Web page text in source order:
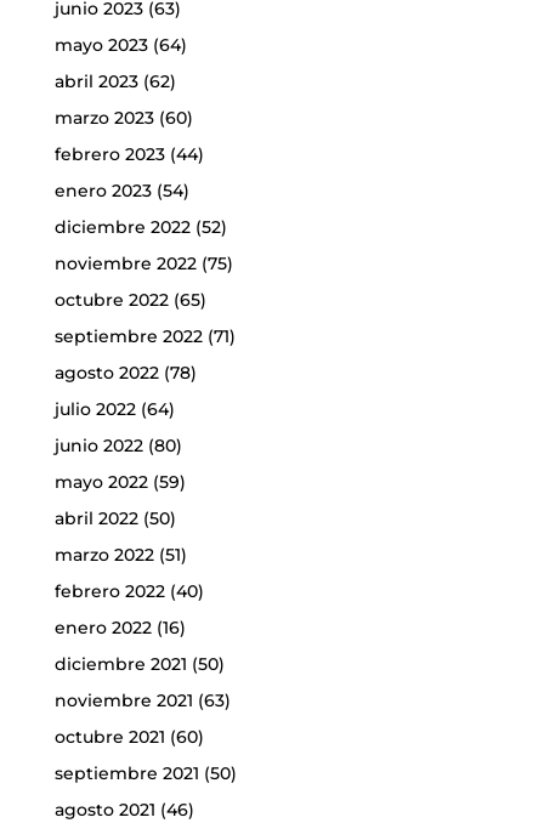
junio 2023(63)
mayo 2023(64)
abril 2023(62)
marzo 2023(60)
febrero 2023(44)
enero 2023(54)
diciembre 2022(52)
noviembre 2022(75)
octubre 2022(65)
septiembre 2022(71)
agosto 2022(78)
julio 2022(64)
junio 2022(80)
mayo 2022(59)
abril 2022(50)
marzo 2022(51)
febrero 2022(40)
enero 2022(16)
diciembre 2021 (50)
noviembre 2021 (63)
octubre 2021 (60)
septiembre 2021 (50)
agosto 2021 (46)